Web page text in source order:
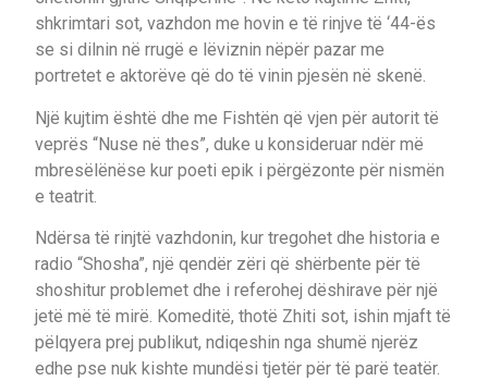
shkrimtari sot, vazhdon me hovin e të rinjve të ‘44-ës
se si dilnin në rrugë e lëviznin nëpër pazar me
portretet e aktorëve që do të vinin pjesën në skenë.
Një kujtim është dhe me Fishtën që vjen për autorit të
veprës “Nuse në thes”, duke u konsideruar ndër më
mbresëlënëse kur poeti epik i përgëzonte për nismën
e teatrit.
Ndërsa të rinjtë vazhdonin, kur tregohet dhe historia e
radio “Shosha”, një qendër zëri që shërbente për të
shoshitur problemet dhe i referohej dëshirave për një
jetë më të mirë. Komeditë, thotë Zhiti sot, ishin mjaft të
pëlqyera prej publikut, ndiqeshin nga shumë njerëz
edhe pse nuk kishte mundësi tjetër për të parë teatër.